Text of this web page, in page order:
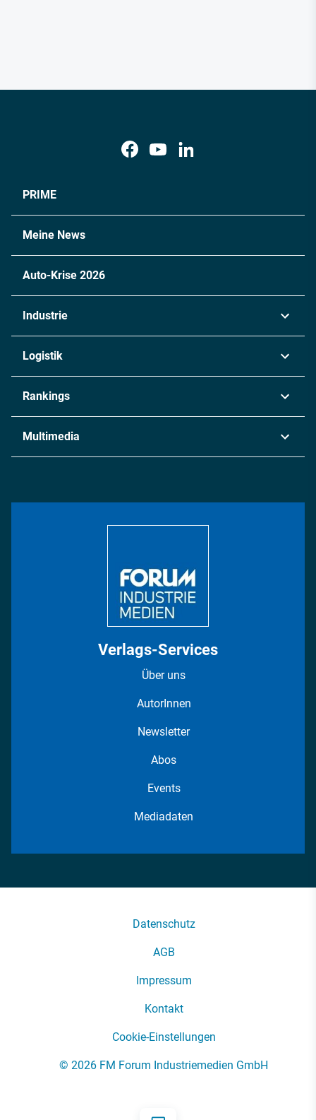
PRIME
Meine News
Auto-Krise 2026
Industrie
Chemie
Metall
Energie
Logistik
Rankings
Multimedia
Verlags-Services
Über uns
AutorInnen
Newsletter
Abos
Events
Mediadaten
Datenschutz
AGB
Impressum
Kontakt
Cookie-Einstellungen
© 2026 FM Forum Industriemedien GmbH